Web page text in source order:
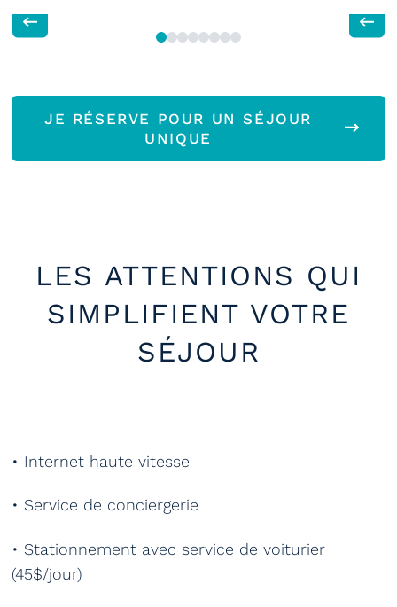
JE RÉSERVE POUR UN SÉJOUR
UNIQUE
LES ATTENTIONS QUI
SIMPLIFIENT VOTRE
SÉJOUR
• Internet haute vitesse
• Service de conciergerie
• Stationnement avec service de voiturier
(45$/jour)